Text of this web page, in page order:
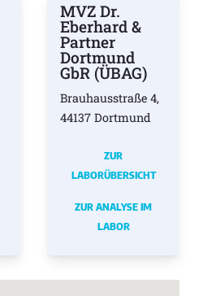
MVZ Dr.
Eberhard &
Partner
Dortmund
GbR (ÜBAG)
Brauhausstraße 4,
44137 Dortmund
ZUR
LABORÜBERSICHT
ZUR ANALYSE IM
LABOR